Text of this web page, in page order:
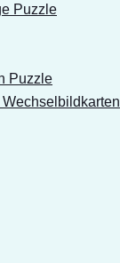
Puzzle
Puzzle